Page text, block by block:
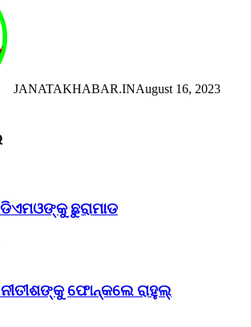
JANATAKHABAR.INAugust 16, 2023
ଛୁରାମାଡ
ଫୋନ୍‌କଲେ ରାହୁଲ୍‌